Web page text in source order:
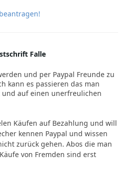
Falle
und per Paypal Freunde zu
kann es passieren das man
auf einen unerfreulichen
Käufen auf Bezahlung und will
kennen Paypal und wissen
zurück gehen. Abos die man
von Fremden sind erst